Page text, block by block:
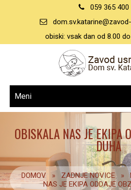
059 365 400
obiski: vsak dan od 8.00
Meni
OBISKALA NAS JE EKIPA
DUHA
DOMOV » ZADNJE NOVICE »
NAS JE EKIPA ODDAJE